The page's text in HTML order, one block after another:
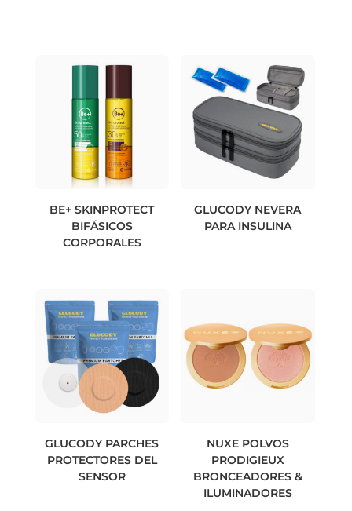
BE+ SKINPROTECT
BIFÁSICOS
CORPORALES
GLUCODY NEVERA
PARA INSULINA
GLUCODY PARCHES
PROTECTORES DEL
SENSOR
NUXE POLVOS
PRODIGIEUX
BRONCEADORES &
ILUMINADORES